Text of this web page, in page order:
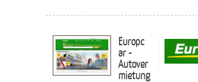
Europc
ar -
Autover
mietung